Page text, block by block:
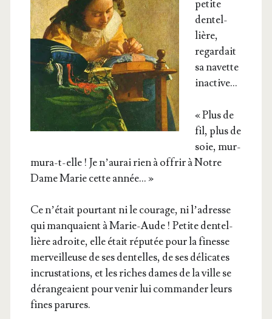
petite
den­tel­
lière,
regar­dait
sa navette
inactive…
« Plus de
fil, plus de
soie, mur­
mu­ra-t-elle ! Je n’au­rai rien à offrir à Notre
Dame Marie cette année… »
Ce n’é­tait pour­tant ni le cou­rage, ni l’a­dresse
qui man­quaient à Marie-Aude ! Petite den­tel­
lière adroite, elle était répu­tée pour la finesse
mer­veilleuse de ses den­telles, de ses déli­cates
incrus­ta­tions, et les riches dames de la ville se
déran­geaient pour venir lui com­man­der leurs
fines parures.